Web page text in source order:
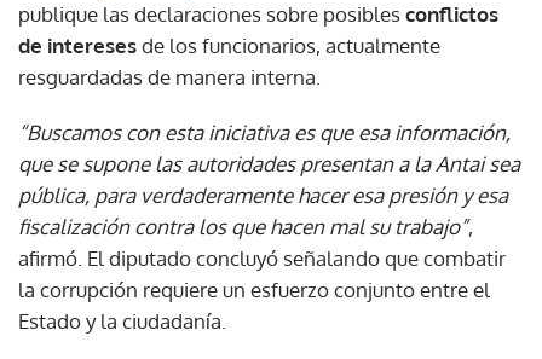
publique las declaraciones sobre posiblesconflictos
de interesesde los funcionarios, actualmente
resguardadas de manera interna.
“Buscamos con esta iniciativa es que esa información,
que se supone las autoridades presentan a la Antai sea
pública, para verdaderamente hacer esa presión y esa
fiscalización contra los que hacen mal su trabajo”,
afirmó. El diputado concluyó señalando que combatir
la corrupción requiere un esfuerzo conjunto entre el
Estado y la ciudadanía.